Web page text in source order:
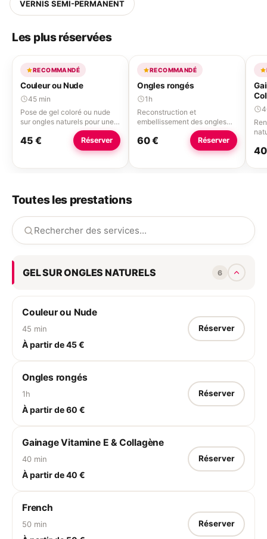
VERNIS SEMI-PERMANENT
Les plus réservées
RECOMMANDÉ
Couleur ou Nude
45 min
Pose de gel coloré ou nude
sur ongles naturels pour une
45 € Réserver
RECOMMANDÉ
Ongles rongés
1h
Reconstruction et
embellissement des ongles
abîmés ou rongés.
60 € Réserver
Toutes les prestations
GEL SUR ONGLES NATURELS 6
Couleur ou Nude
45 min
À partir de 45 €
Réserver
Ongles rongés
1h
À partir de 60 €
Réserver
Gainage Vitamine E & Collagène
40 min
À partir de 40 €
Réserver
French
50 min Réserver